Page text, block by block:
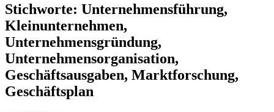
Stichworte: Unternehmensführung,
Kleinunternehmen,
Unternehmensgründung,
Unternehmensorganisation,
Geschäftsausgaben, Marktforschung,
Geschäftsplan